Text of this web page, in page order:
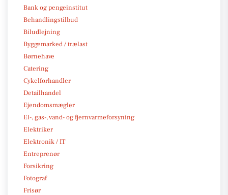
Bank og pengeinstitut
Behandlingstilbud
Biludlejning
Byggemarked / trælast
Børnehave
Catering
Cykelforhandler
Detailhandel
Ejendomsmægler
El-, gas-, vand- og fjernvarmeforsyning
Elektriker
Elektronik / IT
Entreprenør
Forsikring
Fotograf
Frisør